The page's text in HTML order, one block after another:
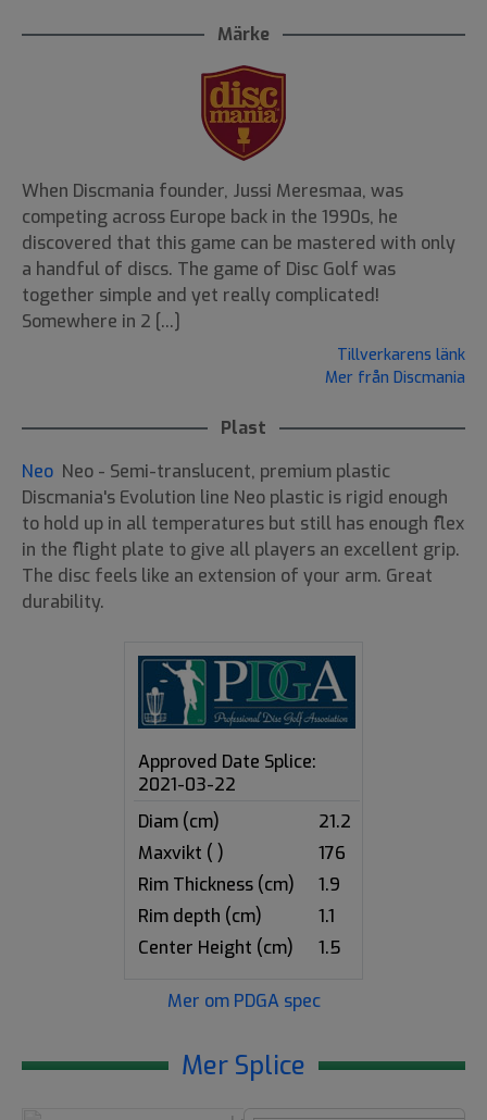
Märke
When Discmania founder, Jussi Meresmaa, was
competing across Europe back in the 1990s, he
discovered that this game can be mastered with only
a handful of discs. The game of Disc Golf was
together simple and yet really complicated!
Somewhere in 2 [...]
Tillverkarens länk
Mer från Discmania
Plast
Neo Neo - Semi-translucent, premium plastic
Discmania's Evolution line Neo plastic is rigid enough
to hold up in all temperatures but still has enough flex
in the flight plate to give all players an excellent grip.
The disc feels like an extension of your arm. Great
durability.
Approved Date Splice:
2021-03-22
Diam (cm)
21.2
Maxvikt ( )
176
Rim Thickness (cm)
1.9
Rim depth (cm)
1.1
Center Height (cm)
1.5
Mer om PDGA spec
Mer Splice